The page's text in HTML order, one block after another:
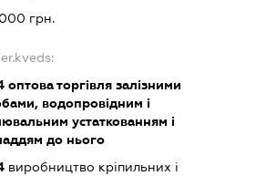
грн.
оптова торгівля залізними
водопровідним і
устаткованням і
до нього
виробництво кріпильних і